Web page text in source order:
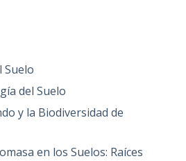
Suelo
del Suelo
y la Biodiversidad de
en los Suelos: Raíces